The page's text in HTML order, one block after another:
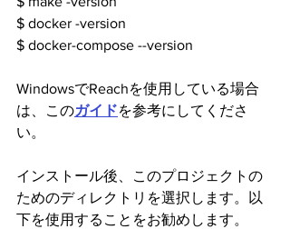
$ docker -version
$ docker-compose --version
WindowsでReachを使用している場合
は、このガイドを参考にしてくださ
い。
インストール後、このプロジェクトの
ためのディレクトリを選択します。以
下を使用することをお勧めします。